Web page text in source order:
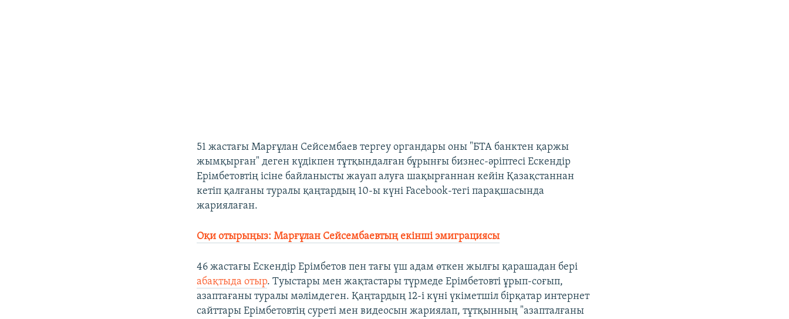
51 жастағы Марғұлан Сейсембаев тергеу органдары оны "БТА банктен қаржы
жымқырған" деген күдікпен тұтқындалған бұрынғы бизнес-әріптесі Ескендір
Ерімбетовтің ісіне байланысты жауап алуға шақырғаннан кейін Қазақстаннан
кетіп қалғаны туралы қаңтардың 10-ы күні Facebook-тегі парақшасында
жариялаған.
Оқи отырыңыз: Марғұлан Сейсембаевтың екінші эмиграциясы
46 жастағы Ескендір Ерімбетов пен тағы үш адам өткен жылғы қарашадан бері
абақтыда отыр. Туыстары мен жақтастары түрмеде Ерімбетовті ұрып-соғып,
азаптағаны туралы мәлімдеген. Қаңтардың 12-і күні үкіметшіл бірқатар интернет
сайттары Ерімбетовтің суреті мен видеосын жариялап, тұтқынның "азапталғаны